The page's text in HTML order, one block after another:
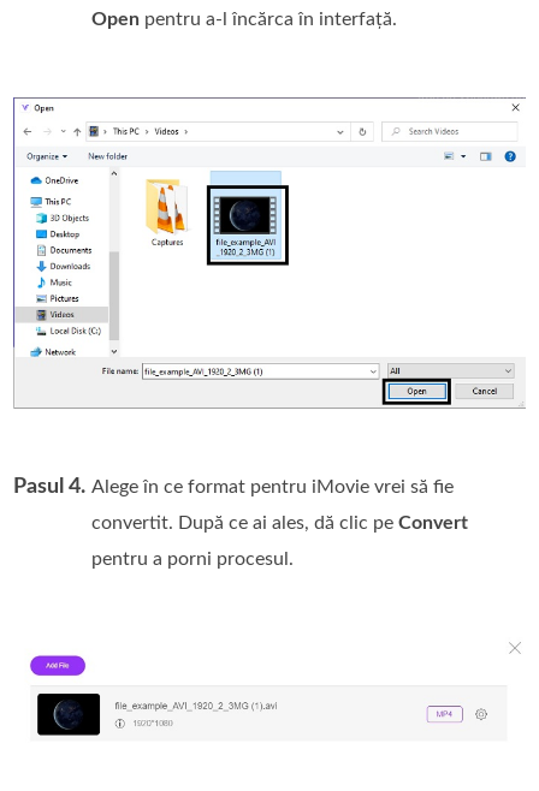
Open pentru a‑l încărca în interfață.
Pasul 4. Alege în ce format pentru iMovie vrei să fie
convertit. După ce ai ales, dă clic peConvert
pentru a porni procesul.